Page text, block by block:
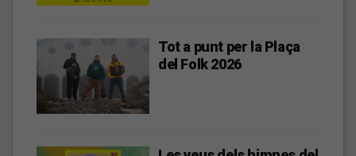
Tot a punt per la Plaça
del Folk 2026